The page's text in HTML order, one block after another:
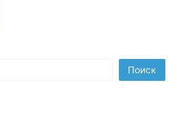
Поиск